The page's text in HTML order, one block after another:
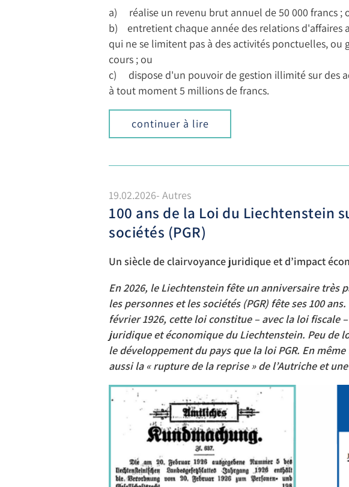
a) réalise un revenu brut annuel de 50 000 francs ;
b) entretient chaque année des relations d'affaires
qui ne se limitent pas à des activités ponctuelles, ou
cours ; ou
c) dispose d'un pouvoir de gestion illimité sur des
à tout moment 5 millions de francs.
continuer à lire
19.02.2026- Autres
100 ans de la Loi du Liechtenstein
sociétés (PGR)
Un siècle de clairvoyance juridique et d’impact
En 2026, le Liechtenstein fête un anniversaire très
les personnes et les sociétés (PGR) fête ses 100
février 1926, cette loi constitue – avec la loi fiscale
juridique et économique du Liechtenstein. Peu de
le développement du pays que la loi PGR. En
aussi la « rupture de la reprise » de l’Autriche et